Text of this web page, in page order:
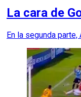
La cara de
En la segunda